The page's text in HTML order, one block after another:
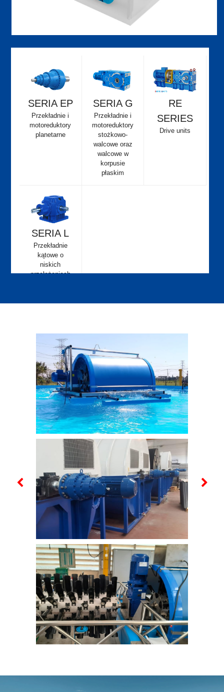
SERIA EP
Przekładnie i
motoreduktory
planetarne
SERIA G
Przekładnie i
motoreduktory
stożkowo-
walcowe oraz
walcowe w
korpusie
płaskim
RE
SERIES
Drive units
SERIA L
Przekładnie
kątowe o
niskich
przełożeniach